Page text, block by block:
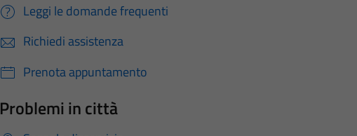
Leggi le domande frequenti
Richiedi assistenza
Prenota appuntamento
Problemi in città